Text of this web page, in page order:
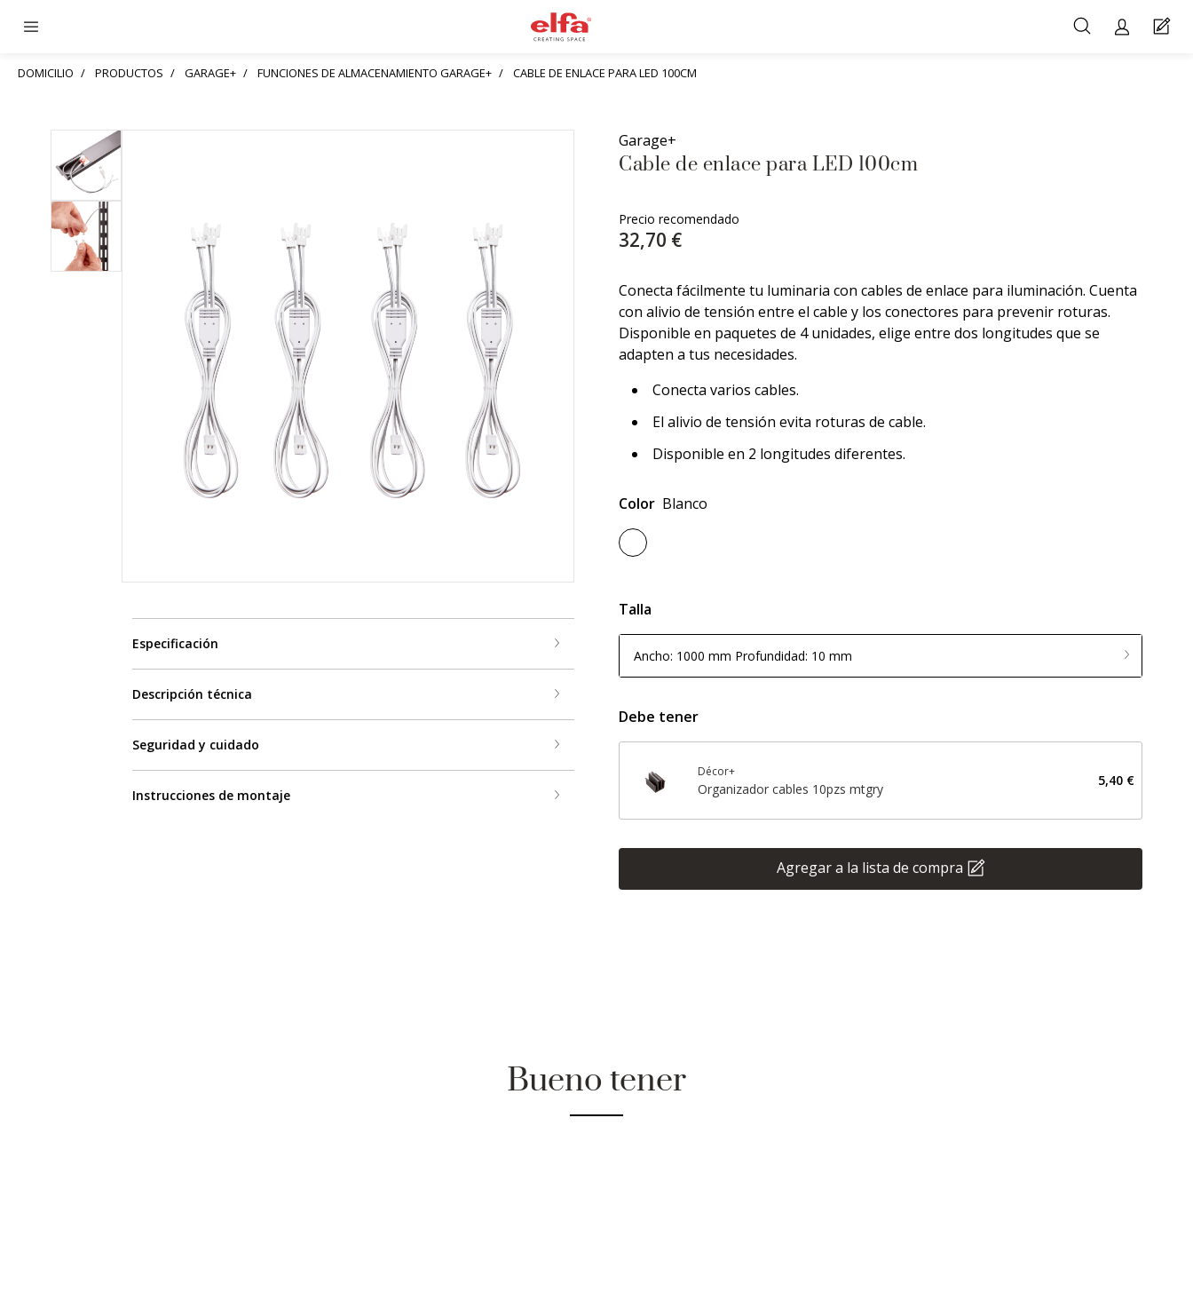
DOMICILIO PRODUCTOS GARAGE+ FUNCIONES DE ALMACENAMIENTO GARAGE+ CABLE DE ENLACE PARA LED 100CM
Especificación
Descripción técnica
Seguridad y cuidado
Instrucciones de montaje
Garage+
Cable de enlace para LED 100cm
Precio recomendado
32,70 €
Conecta fácilmente tu luminaria con cables de enlace para iluminación. Cuenta
con alivio de tensión entre el cable y los conectores para prevenir roturas.
Disponible en paquetes de 4 unidades, elige entre dos longitudes que se
adapten a tus necesidades.
Conecta varios cables.
El alivio de tensión evita roturas de cable.
Disponible en 2 longitudes diferentes.
Color Blanco
Talla
Ancho: 1000 mm Profundidad: 10 mm
Debe tener
Décor+
Organizador cables 10pzs mtgry
5,40 €
Agregar a la lista de compra
Bueno tener